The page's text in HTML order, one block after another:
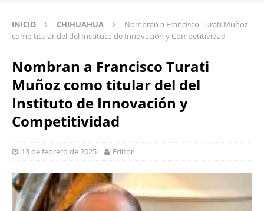
INICIO CHIHUAHUA
Nombran a Francisco Turati Muñoz
como titular del del Instituto de Innovación y Competitividad
Nombran a Francisco Turati
Muñoz como titular del del
Instituto de Innovación y
Competitividad
13 de febrero de 2025 Editor